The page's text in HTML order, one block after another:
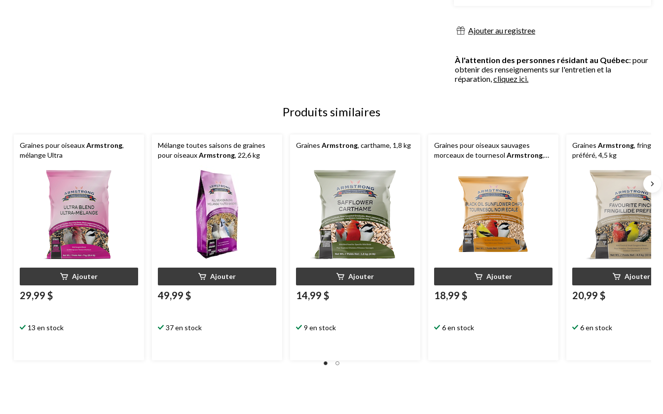
Ajouter au registree
À l'attention des personnes résidant au Québec: pour
obtenir des renseignements sur l'entretien et la
réparation,cliquez ici.
Produits similaires
Graines pour oiseauxArmstrong,
mélange Ultra
Ajouter
29,99 $
13 en stock
Mélange toutes saisons de graines
pour oiseauxArmstrong, 22,6 kg
Ajouter
49,99 $
37 en stock
Graines Armstrong, carthame, 1,8 kg
Ajouter
14,99 $
9 en stock
Graines pour oiseaux sauvages
morceaux de tournesol Armstrong,
Ajouter
18,99 $
6 en stock
Graines Armstrong,
préféré, 4,5 kg
Ajouter
20,99 $
6 en stock